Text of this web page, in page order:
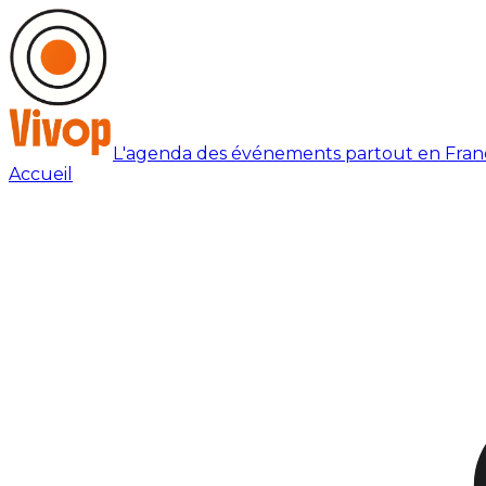
L'agenda des événements partout en
Accueil